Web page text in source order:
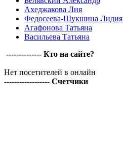
Ахеджакова Лия
Федосеева-Шукшина Лидия
Агафонова Татьяна
Васильева Татьяна
-------------- Кто на сайте?
Нет посетителей в онлайн
------------------ Счетчики